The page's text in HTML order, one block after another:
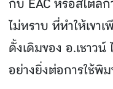
กับ EAC หรือสไตล์
ไม่ทราบ ที่ทําให้เขา
ดั้งเดิมของ อ.เชาวน์
อย่างยิ่งต่อการใช้พิ